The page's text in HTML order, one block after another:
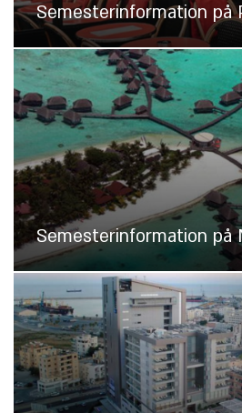
Semesterinformation på
Semesterinformation på